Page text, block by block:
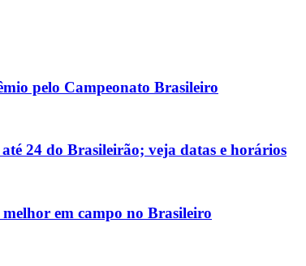
pelo Campeonato Brasileiro
24 do Brasileirão; veja datas e horários
em campo no Brasileiro